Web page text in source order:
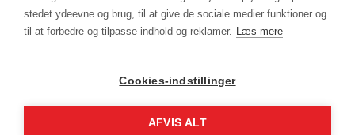
Lørdag: 10.00 - 13.00
stedet ydeevne og brug, til at give de sociale medier funktioner og
til at forbedre og tilpasse indhold og reklamer. Læs mere
Cookies-indstillinger
AFVIS ALT